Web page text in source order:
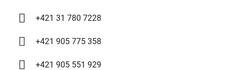
+421 31 780 7228
+421 905 775 358
+421 905 551 929